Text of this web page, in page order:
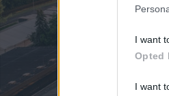
I want
Opted
I want